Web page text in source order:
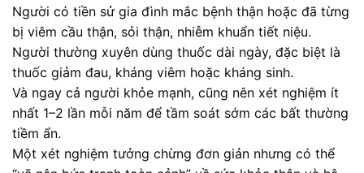
Người có tiền sử gia đình mắc bệnh thận hoặc đã từng
bị viêm cầu thận, sỏi thận, nhiễm khuẩn tiết niệu.
Người thường xuyên dùng thuốc dài ngày, đặc biệt là
thuốc giảm đau, kháng viêm hoặc kháng sinh.
Và ngay cả người khỏe mạnh, cũng nên xét nghiệm ít
nhất 1–2 lần mỗi năm để tầm soát sớm các bất thường
tiềm ẩn.
Một xét nghiệm tưởng chừng đơn giản nhưng có thể